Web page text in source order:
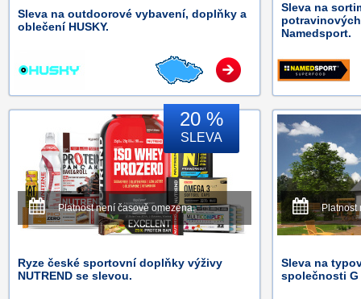
Sleva na outdoorové vybavení, doplňky a
oblečení HUSKY.
Sleva na
Namedsport.
20 %
SLEVA
Platnost není časově omezena.
Ryze české sportovní doplňky výživy
NUTREND se slevou.
Platnost
Sleva na
společnosti G